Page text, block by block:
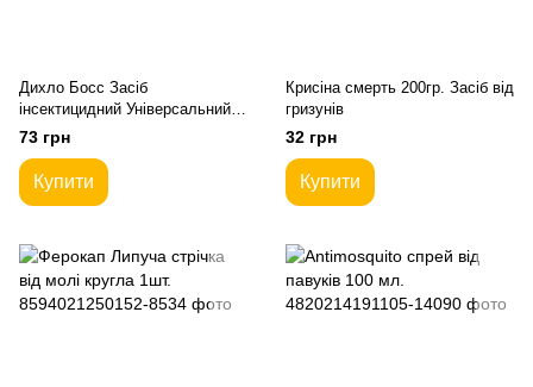
Дихло Босс Засіб
інсектицидний Універсальний
без запаху 300 мл.
73 грн
Купити
Крисіна смерть 200гр. Засіб від
гризунів
32 грн
Купити